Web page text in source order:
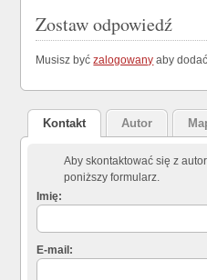
Zostaw odpowiedź
Musisz byćzalogowany aby
Kontakt Autor
Aby skontaktować się z
poniższy formularz.
Imię:
E-mail: